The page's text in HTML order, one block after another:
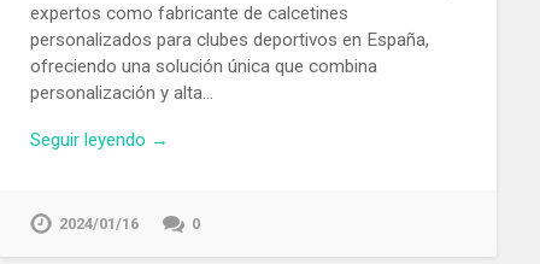
expertos como fabricante de calcetines
personalizados para clubes deportivos en España,
ofreciendo una solución única que combina
personalización y alta…
Seguir leyendo →
2024/01/16 0